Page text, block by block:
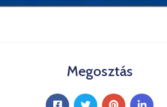
Megosztás